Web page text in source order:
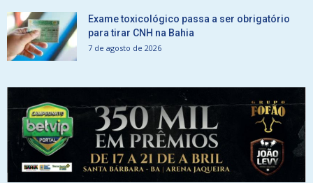
Exame toxicológico passa a ser obrigatório
para tirar CNH na Bahia
7 de agosto de 2026